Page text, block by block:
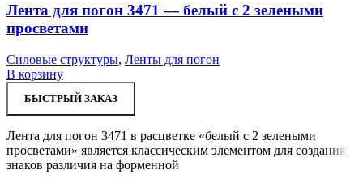
Лента для погон 3471 — белый с 2 зелеными
просветами
Силовые структуры, Ленты для погон
В корзину
БЫСТРЫЙ ЗАКАЗ
Лента для погон 3471 в расцветке «белый с 2 зелеными
просветами» является классическим элементом для создания
знаков различия на форменной